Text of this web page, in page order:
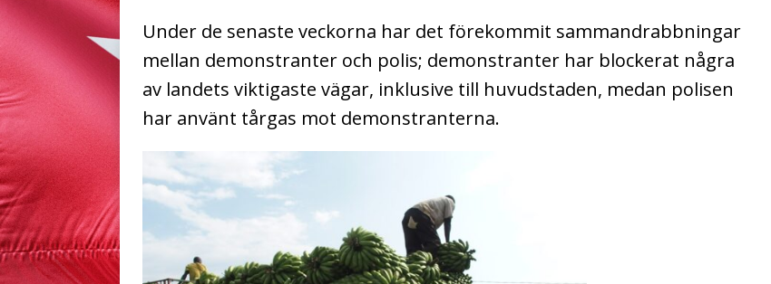
Under de senaste veckorna har det förekommit sammandrabbningar
mellan demonstranter och polis; demonstranter har blockerat några
av landets viktigaste vägar, inklusive till huvudstaden, medan polisen
har använt tårgas mot demonstranterna.